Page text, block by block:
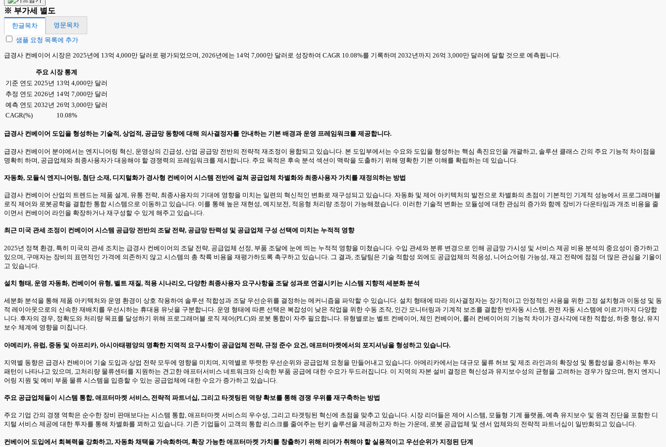
※ 부가세 별도
한글목차
영문목차
샘플 요청 목록에 추가
급경사 컨베이어 시장은 2025년에 13억 4,000만 달러로 평가되었으며, 2026년에는 14억 7,000만 달러로 성장하여 CAGR 10.08%를 기록하며 2032년까지 26억 3,000만 달러에 달할 것으로 예측됩니다.
주요 시장 통계
기준 연도 2025년 13억 4,000만 달러
추정 연도 2026년 14억 7,000만 달러
예측 연도 2032년 26억 3,000만 달러
CAGR(%)
10.08%
급경사 컨베이어 도입을 형성하는 기술적, 상업적, 공급망 동향에 대해 의사결정자를 안내하는 기본 배경과 운영 프레임워크를 제공합니다.
급경사 컨베이어 분야에서는 엔지니어링 혁신, 운영상의 긴급성, 산업 공급망 전반의 전략적 재조정이 융합되고 있습니다. 본 도입부에서는 수요와 도입을 형성하는 핵심 촉진요인을 개괄하고, 솔루션 클래스 간의 주요 기능적 차이점을
명확히 하며, 공급업체와 최종사용자가 대응해야 할 경쟁력의 프레임워크를 제시합니다. 주요 목적은 후속 분석 섹션이 맥락을 도출하기 위해 명확한 기본 이해를 확립하는 데 있습니다.
자동화, 모듈식 엔지니어링, 첨단 소재, 디지털화가 경사형 컨베이어 시스템 전반에 걸쳐 공급업체 차별화와 최종사용자 가치를 재정의하는 방법
급경사 컨베이어 산업의 트렌드는 제품 설계, 유통 전략, 최종사용자의 기대에 영향을 미치는 일련의 혁신적인 변화로 재구성되고 있습니다. 자동화 및 제어 아키텍처의 발전으로 차별화의 초점이 기본적인 기계적 성능에서 프로그래머블
로직 제어와 로봇공학을 결합한 통합 시스템으로 이동하고 있습니다. 이를 통해 높은 재현성, 예지보전, 적응형 처리량 조정이 가능해졌습니다. 이러한 기술적 변화는 모듈성에 대한 관심의 증가와 함께 장비가 다운타임과 개조 비용을 줄
이면서 컨베이어 라인을 확장하거나 재구성할 수 있게 해주고 있습니다.
최근 미국 관세 조정이 컨베이어 시스템 공급망 전반의 조달 전략, 공급망 탄력성 및 공급업체 구성 선택에 미치는 누적적 영향
2025년 정책 환경, 특히 미국의 관세 조치는 급경사 컨베이어의 조달 전략, 공급업체 선정, 부품 조달에 눈에 띄는 누적적 영향을 미쳤습니다. 수입 관세와 분류 변경으로 인해 공급망 가시성 및 서비스 제공 비용 분석의 중요성이 증가하고
있으며, 구매자는 장비의 표면적인 가격에 의존하지 않고 시스템의 총 착륙 비용을 재평가하도록 촉구하고 있습니다. 그 결과, 조달팀은 기술 적합성 외에도 공급업체의 적응성, 니어쇼어링 가능성, 재고 전략에 점점 더 많은 관심을 기울이
고 있습니다.
설치 형태, 운영 자동화, 컨베이어 유형, 벨트 재질, 적용 시나리오, 다양한 최종사용자 요구사항을 조달 성과로 연결시키는 시스템 지향적 세분화 분석
세분화 분석을 통해 제품 아키텍처와 운영 환경이 상호 작용하여 솔루션 적합성과 조달 우선순위를 결정하는 메커니즘을 파악할 수 있습니다. 설치 형태에 따라 의사결정자는 장기적이고 안정적인 사용을 위한 고정 설치형과 이동성 및 동
적 레이아웃으로의 신속한 재배치를 우선시하는 휴대용 유닛을 구분합니다. 운영 형태에 따른 선택은 복잡성이 낮은 작업을 위한 수동 조작, 인간 모니터링과 기계적 보조를 결합한 반자동 시스템, 완전 자동 시스템에 이르기까지 다양합
니다. 후자의 경우, 정확도와 처리량 목표를 달성하기 위해 프로그래머블 로직 제어(PLC)와 로봇 통합이 자주 필요합니다. 유형별로는 벨트 컨베이어, 체인 컨베이어, 롤러 컨베이어의 기능적 차이가 경사각에 대한 적합성, 하중 형상, 유지
보수 체계에 영향을 미칩니다.
아메리카, 유럽, 중동 및 아프리카, 아시아태평양의 명확한 지역적 요구사항이 공급업체 전략, 규정 준수 요건, 애프터마켓에서의 포지셔닝을 형성하고 있습니다.
지역별 동향은 급경사 컨베이어 기술 도입과 상업 전략 모두에 영향을 미치며, 지역별로 뚜렷한 우선순위와 공급업체 요청을 만들어내고 있습니다. 아메리카에서는 대규모 물류 허브 및 제조 라인과의 확장성 및 통합성을 중시하는 투자
패턴이 나타나고 있으며, 고처리량 물류센터를 지원하는 견고한 애프터서비스 네트워크와 신속한 부품 공급에 대한 수요가 두드러집니다. 이 지역의 자본 설비 결정은 혁신성과 유지보수성의 균형을 고려하는 경우가 많으며, 현지 엔지니
어링 지원 및 예비 부품 물류 시스템을 입증할 수 있는 공급업체에 대한 수요가 증가하고 있습니다.
주요 공급업체들이 시스템 통합, 애프터마켓 서비스, 전략적 파트너십, 그리고 타겟팅된 역량 확보를 통해 경쟁 우위를 재구축하는 방법
주요 기업 간의 경쟁 역학은 순수한 장비 판매보다는 시스템 통합, 애프터마켓 서비스의 우수성, 그리고 타겟팅된 혁신에 초점을 맞추고 있습니다. 시장 리더들은 제어 시스템, 모듈형 기계 플랫폼, 예측 유지보수 및 원격 진단을 포함한 디
지털 서비스 제공에 대한 투자를 통해 차별화를 꾀하고 있습니다. 기존 기업들이 고객의 통합 리스크를 줄여주는 턴키 솔루션을 제공하고자 하는 가운데, 로봇 공급업체 및 센서 업체와의 전략적 파트너십이 일반화되고 있습니다.
컨베이어 도입에서 회복력을 강화하고, 자동화 채택을 가속화하며, 확장 가능한 애프터마켓 가치를 창출하기 위해 리더가 취해야 할 실용적이고 우선순위가 지정된 단계